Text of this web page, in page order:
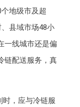
地级市及超
县域市场48小
一线城市还是偏
链配送服务，真
时，应与冷链服